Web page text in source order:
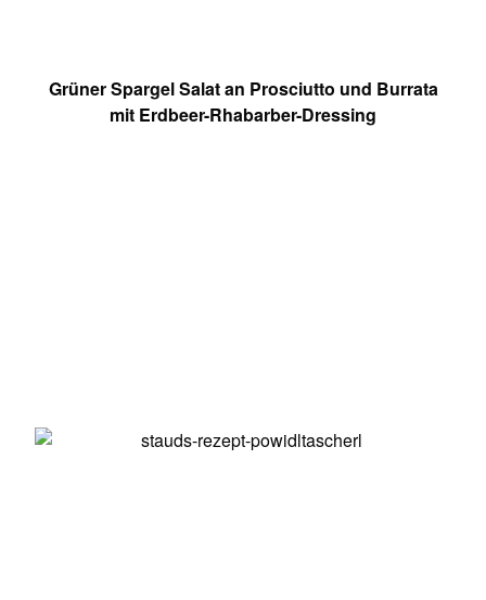
Grüner Spargel Salat an Prosciutto und Burrata
mit Erdbeer-Rhabarber-Dressing